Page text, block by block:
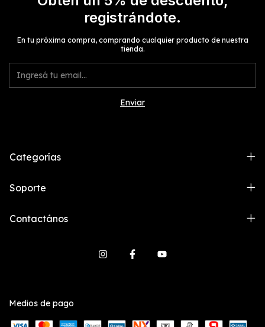
registrándote.
En tu próxima compra, comprando cualquier producto de nuestra
tienda.
Categorías
Soporte
Contactános
Medios de pago